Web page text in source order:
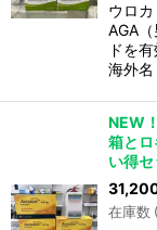
ウロ
AGA
ドを
海外
NEW
箱と
い得セ
在庫